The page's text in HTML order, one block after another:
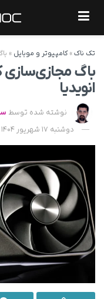
تک ناک»کامپیوتر و موبایل »
باگ مجازی‌سازی
انویدیا
نوشته شده توسط
دوشنبه 17 شهریور 1404 - 13:17